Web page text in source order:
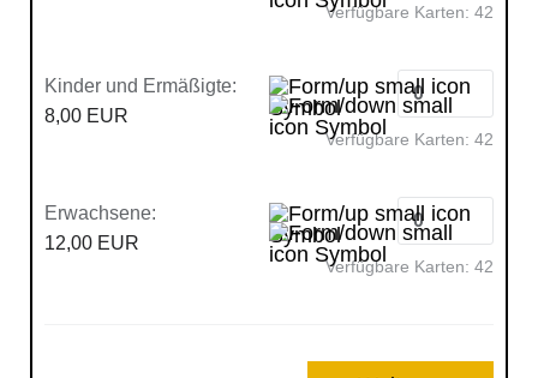
Verfügbare Karten: 42
Kinder und Ermäßigte:
8,00 EUR
Verfügbare Karten: 42
Erwachsene:
12,00 EUR
Verfügbare Karten: 42